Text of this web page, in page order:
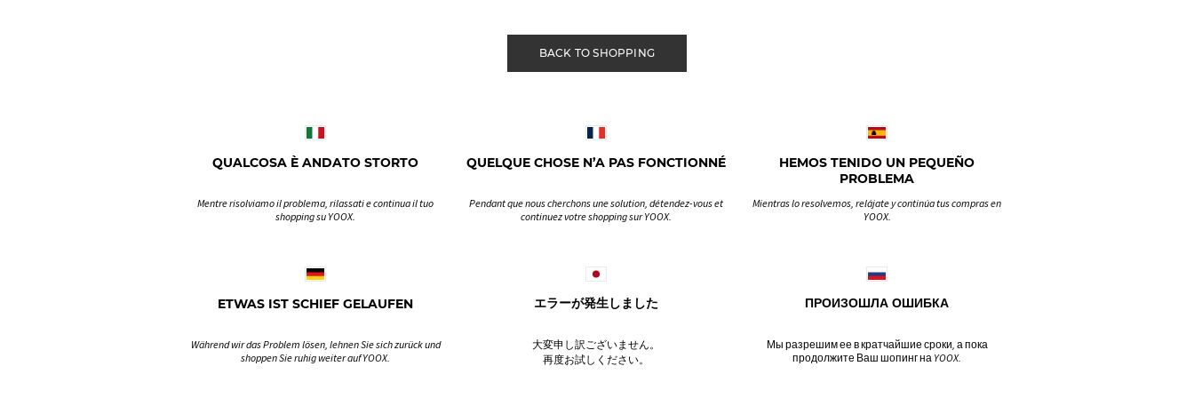
BACK TO SHOPPING
QUALCOSA È ANDATO STORTO
Mentre risolviamo il problema, rilassati e continua il tuo
shopping su YOOX.
QUELQUE CHOSE N’A PAS FONCTIONNÉ
Pendant que nous cherchons une solution, détendez-vous et
continuez votre shopping sur YOOX.
HEMOS TENIDO UN PEQUEÑO
PROBLEMA
Mientras lo resolvemos, relájate y continúa tus compras en
YOOX.
ETWAS IST SCHIEF GELAUFEN
Während wir das Problem lösen, lehnen Sie sich zurück und
shoppen Sie ruhig weiter auf YOOX.
エラーが発生しました
大変申し訳ございません。
再度お試しください。
ПРОИЗОШЛА ОШИБКА
Мы разрешим ее в кратчайшие сроки, а пока
продолжите Ваш шопинг на YOOX.